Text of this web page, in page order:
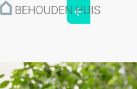
Hoe werkt het?